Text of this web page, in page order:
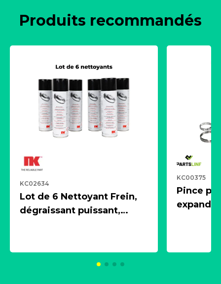
Produits recommandés
KC02634
Lot de 6 Nettoyant Frein,
dégraissant puissant,
KC00375
Pince